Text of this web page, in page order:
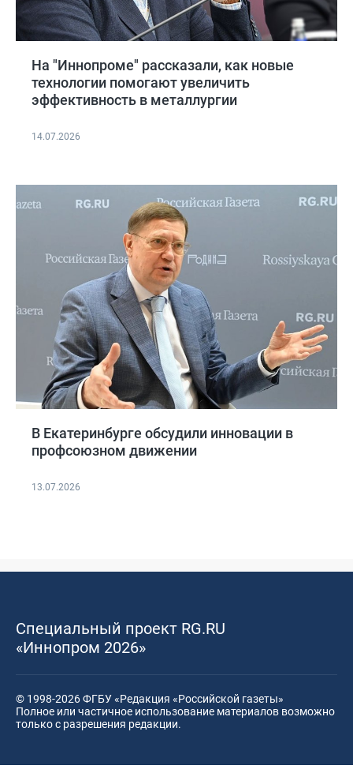
На "Иннопроме" рассказали, как новые
технологии помогают увеличить
эффективность в металлургии
14.07.2026
В Екатеринбурге обсудили инновации в
профсоюзном движении
13.07.2026
Специальный проект RG.RU
«Иннопром 2026»
© 1998-2026 ФГБУ «Редакция «Российской газеты»
Полное или частичное использование материалов возможно
только с разрешения редакции.